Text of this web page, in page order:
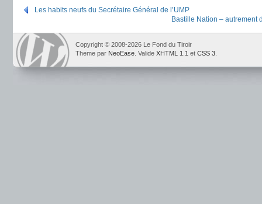
Les habits neufs du Secrétaire Général de l’UMP
Bastille Nation – autrement
Copyright © 2008-2026 Le Fond du Tiroir
Theme par NeoEase . Valide XHTML 1.1 et CSS 3